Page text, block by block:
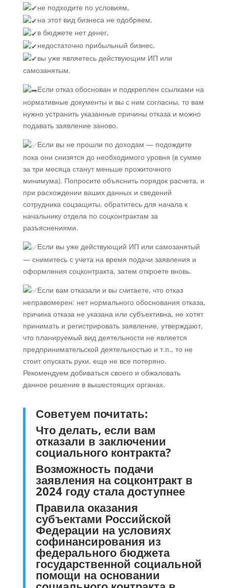
не подходите по условиям,
на этот вид бизнеса не одобряем,
в бюджете нет денег,
недостаточно прибыльный бизнес,
вы уже являетесь действующим ИП или
самозанятым.
Если отказ обоснован и подкреплен ссылками на
нормативные документы и вы с ним согласны, то вам
нужно устранить указанные причины отказа и можно
подавать заявление заново.
Если вы не прошли по доходам — подождите
пока они снизятся до необходимого уровня (в сумме
за три месяца станут меньше прожиточного
минимума). Попросите объяснить порядок расчета, и
при расхождении ваших данных и сведений
сотрудника соцзащиты, обратитесь для начала к
начальнику отдела по соцконтрактам за
разъяснениями.
Если вы уже действующий ИП или самозанятый
— снимитесь с учета на время подачи заявления и
оформления соцконтракта, затем откроете вновь.
Если вам отказали и вы считаете, что отказ
неправомерен: нет нормального обоснования отказа,
причина отказа не указана или субъективна, не хотят
принимать и регистрировать заявление, утверждают,
что планируемый вид деятельности не является
предпринимательской деятельностью и т.п., то не
стоит опускать руки, еще не все потеряно.
Рекомендуем добиваться своего и обжаловать
данное решение в вышестоящих органах.
Советуем почитать:
Что делать, если вам
отказали в заключении
социального контракта?
Возможность подачи
заявления на соцконтракт в
2024 году стала доступнее
Правила оказания
субъектами Российской
Федерации на условиях
софинансирования из
федерального бюджета
государственной социальной
помощи на основании